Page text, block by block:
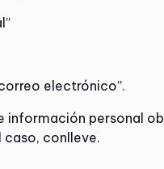
electrónico”.
información personal
caso, conlleve.